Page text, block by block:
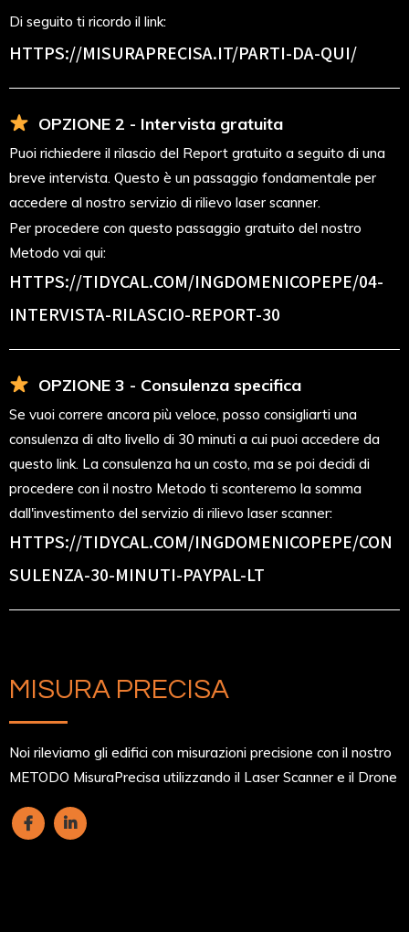
Di seguito ti ricordo il link:
HTTPS://MISURAPRECISA.IT/PARTI-DA-QUI/
OPZIONE 2 - Intervista gratuita
Puoi richiedere il rilascio del Report gratuito a seguito di una
breve intervista. Questo è un passaggio fondamentale per
accedere al nostro servizio di rilievo laser scanner.
Per procedere con questo passaggio gratuito del nostro
Metodo vai qui:
HTTPS://TIDYCAL.COM/INGDOMENICOPEPE/04-
INTERVISTA-RILASCIO-REPORT-30
OPZIONE 3 - Consulenza specifica
Se vuoi correre ancora più veloce, posso consigliarti una
consulenza di alto livello di 30 minuti a cui puoi accedere da
questo link. La consulenza ha un costo, ma se poi decidi di
procedere con il nostro Metodo ti sconteremo la somma
dall'investimento del servizio di rilievo laser scanner:
HTTPS://TIDYCAL.COM/INGDOMENICOPEPE/CON
SULENZA-30-MINUTI-PAYPAL-LT
MISURA PRECISA
Noi rileviamo gli edifici con misurazioni precisione con il nostro
METODO MisuraPrecisa utilizzando il Laser Scanner e il Drone